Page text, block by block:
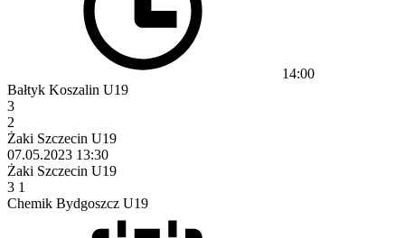
14:00
Bałtyk Koszalin U19
3
2
Żaki Szczecin U19
07.05.2023 13:30
Żaki Szczecin U19
3 1
Chemik Bydgoszcz U19